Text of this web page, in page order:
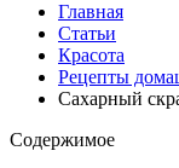
Главная
Статьи
Красота
Рецепты
Сахарный
Содержимое